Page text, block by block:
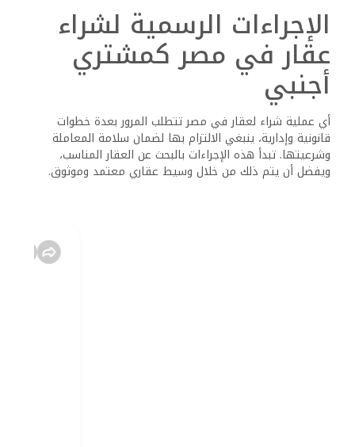
الإجراءات الرسمية لشراء
عقار في مصر كمشتري
أجنبي
أي عملية شراء لعقار في مصر تتطلب المرور بعدة خطوات
قانونية وإدارية، ينبغي الالتزام بها لضمان سلامة المعاملة
وشرعيتها. تبدأ هذه الإجراءات بالبحث عن العقار المناسب،
ويفضل أن يتم ذلك من خلال وسيط عقاري معتمد وموثوق.
بعد الاتفاق على تفاصيل الشراء، يتم إعداد عقد ابتدائي بين